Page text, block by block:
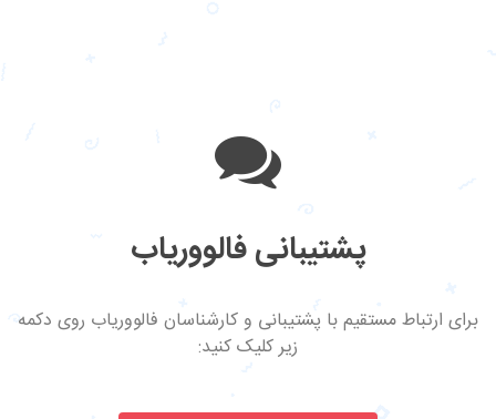
پشتیبانی فالووریاب
برای ارتباط مستقیم با پشتیبانی و کارشناسان فالووریاب روی دکمه
زیر کلیک کنید: